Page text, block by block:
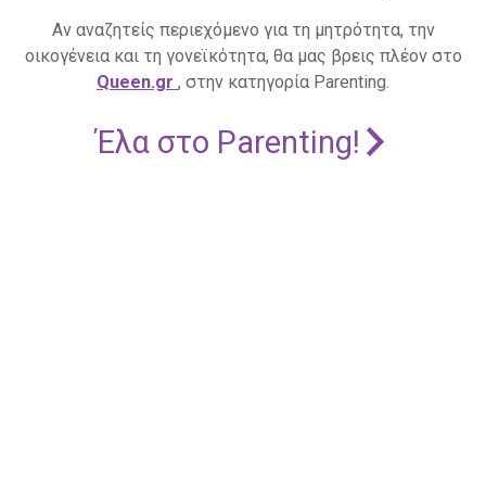
Αν αναζητείς περιεχόμενο για τη μητρότητα, την
οικογένεια και τη γονεϊκότητα, θα μας βρεις πλέον στο
Queen.gr , στην κατηγορία Parenting.
Έλα στο Parenting!